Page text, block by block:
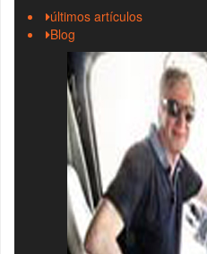
últimos artículos
Blog